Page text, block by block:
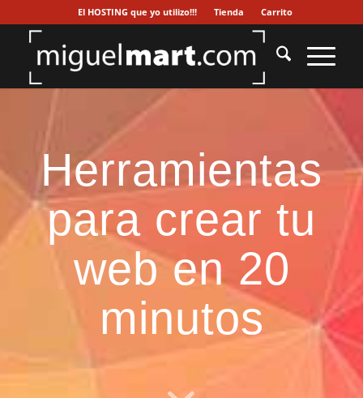
El HOSTING que yo utilizo!!! Tienda Carrito
Herramientas
para crear tu
web en 20
minutos